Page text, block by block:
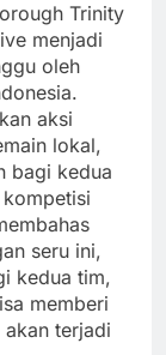
Trinity
menjadi
oleh
aksi
lokal,
bagi kedua
seru ini,
kedua tim,
memberi
terjadi